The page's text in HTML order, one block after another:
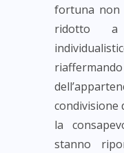
fortuna non
ridotto a
condivisione
la
stanno